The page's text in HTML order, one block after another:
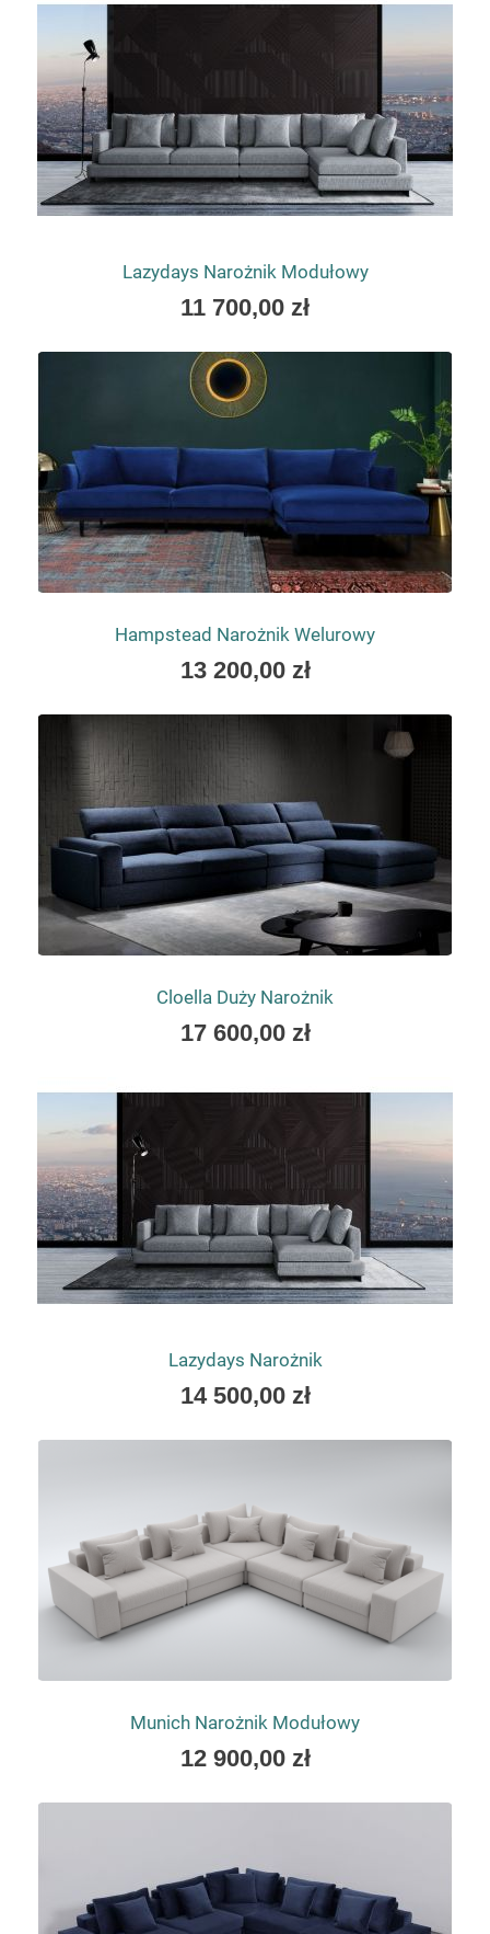
Lazydays Narożnik Modułowy
As
as
11 700,00 zł
Hampstead Narożnik Welurowy
As
as
13 200,00 zł
Cloella Duży Narożnik
As
17 600,00 zł
Lazydays Narożnik
As
as
14 500,00 zł
Munich Narożnik Modułowy
As
as
12 900,00 zł